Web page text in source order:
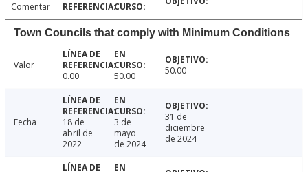
Comentar
Town Councils that comply with Minimum Conditions
Valor
0.00
50.00 50.00
Fecha
18 de
abril de
2022
3 de
mayo
de 2024
31 de
diciembre
de 2024